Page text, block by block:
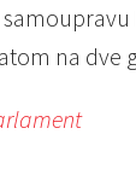
na dve